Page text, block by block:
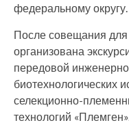
федеральному округу.
После совещания
организована
передовой
биотехнологических
селекционно-
технологий